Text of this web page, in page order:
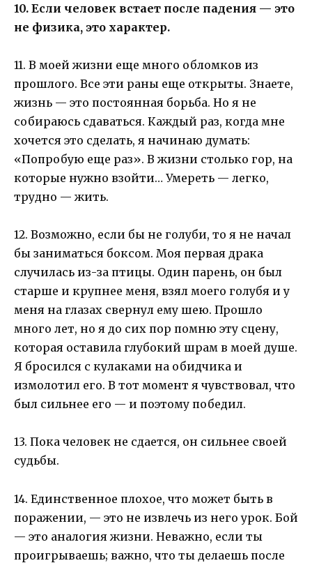
10. Если человек встает после падения — это
не физика, это характер.
11. В моей жизни еще много обломков из
прошлого. Все эти раны еще открыты. Знаете,
жизнь — это постоянная борьба. Но я не
собираюсь сдаваться. Каждый раз, когда мне
хочется это сделать, я начинаю думать:
«Попробую еще раз». В жизни столько гор, на
которые нужно взойти… Умереть — легко,
трудно — жить.
12. Возможно, если бы не голуби, то я не начал
бы заниматься боксом. Моя первая драка
случилась из-за птицы. Один парень, он был
старше и крупнее меня, взял моего голубя и у
меня на глазах свернул ему шею. Прошло
много лет, но я до сих пор помню эту сцену,
которая оставила глубокий шрам в моей душе.
Я бросился с кулаками на обидчика и
измолотил его. В тот момент я чувствовал, что
был сильнее его — и поэтому победил.
13. Пока человек не сдается, он сильнее своей
судьбы.
14. Единственное плохое, что может быть в
поражении, — это не извлечь из него урок. Бой
— это аналогия жизни. Неважно, если ты
проигрываешь; важно, что ты делаешь после